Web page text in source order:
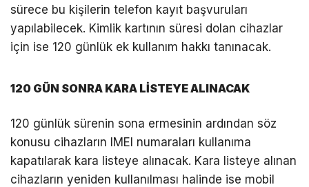
sürece bu kişilerin telefon kayıt başvuruları
yapılabilecek. Kimlik kartının süresi dolan cihazlar
için ise 120 günlük ek kullanım hakkı tanınacak.
120 GÜN SONRA KARA LİSTEYE ALINACAK
120 günlük sürenin sona ermesinin ardından söz
konusu cihazların IMEI numaraları kullanıma
kapatılarak kara listeye alınacak. Kara listeye alınan
cihazların yeniden kullanılması halinde ise mobil